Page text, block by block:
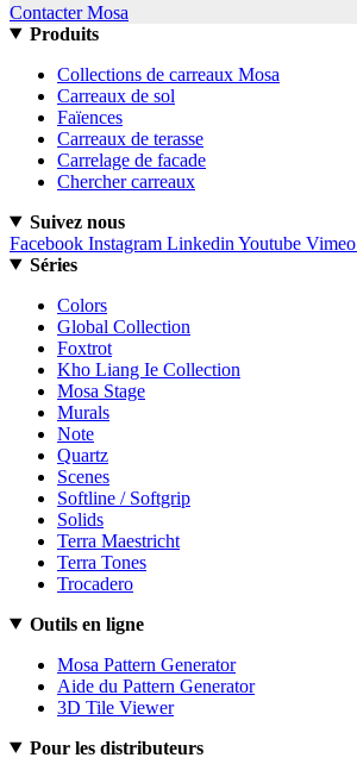
Contacter Mosa
Produits
Collections de carreaux Mosa
Carreaux de sol
Faïences
Carreaux de terasse
Carrelage de facade
Chercher carreaux
Suivez nous
Facebook Instagram Linkedin Youtube Vimeo
Séries
Colors
Global Collection
Foxtrot
Kho Liang Ie Collection
Mosa Stage
Murals
Note
Quartz
Scenes
Softline / Softgrip
Solids
Terra Maestricht
Terra Tones
Trocadero
Outils en ligne
Mosa Pattern Generator
Aide du Pattern Generator
3D Tile Viewer
Pour les distributeurs